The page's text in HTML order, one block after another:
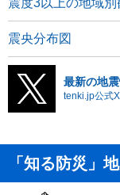
震央分布図
最新の地
tenki.jp公式
「知る防災」